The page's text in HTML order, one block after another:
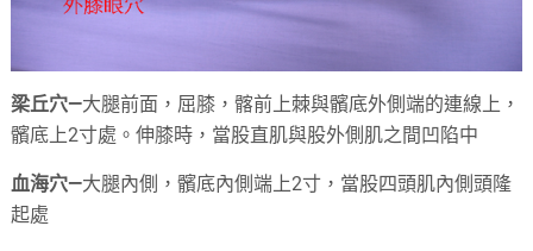
梁丘穴—大腿前面，屈膝，髂前上棘與髕底外側端的連線上，
髕底上2寸處。伸膝時，當股直肌與股外側肌之間凹陷中
血海穴—大腿內側，髕底內側端上2寸，當股四頭肌內側頭隆
起處